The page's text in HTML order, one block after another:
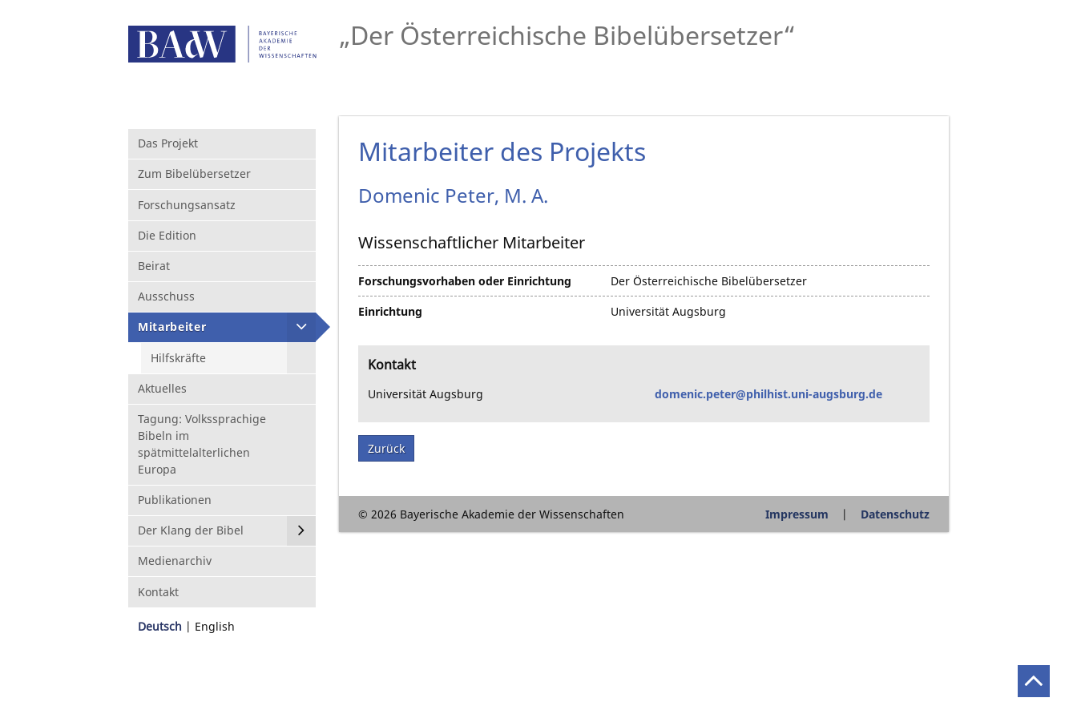
„Der Österreichische Bibelübersetzer“
Das Projekt
Zum Bibelübersetzer
Forschungsansatz
Die Edition
Beirat
Ausschuss
Mitarbeiter
Hilfskräfte
Aktuelles
Tagung: Volkssprachige
Bibeln im
spätmittelalterlichen
Europa
Publikationen
Der Klang der Bibel
Medienarchiv
Kontakt
Deutsch English
Mitarbeiter des Projekts
Domenic Peter, M. A.
Wissenschaftlicher Mitarbeiter
Forschungsvorhaben oder Einrichtung
Der Österreichische Bibelübersetzer
Einrichtung
Universität Augsburg
Kontakt
Universität Augsburg domenic.peter@philhist.uni-augsburg.de
Zurück
© 2026 Bayerische Akademie der Wissenschaften Impressum Datenschutz